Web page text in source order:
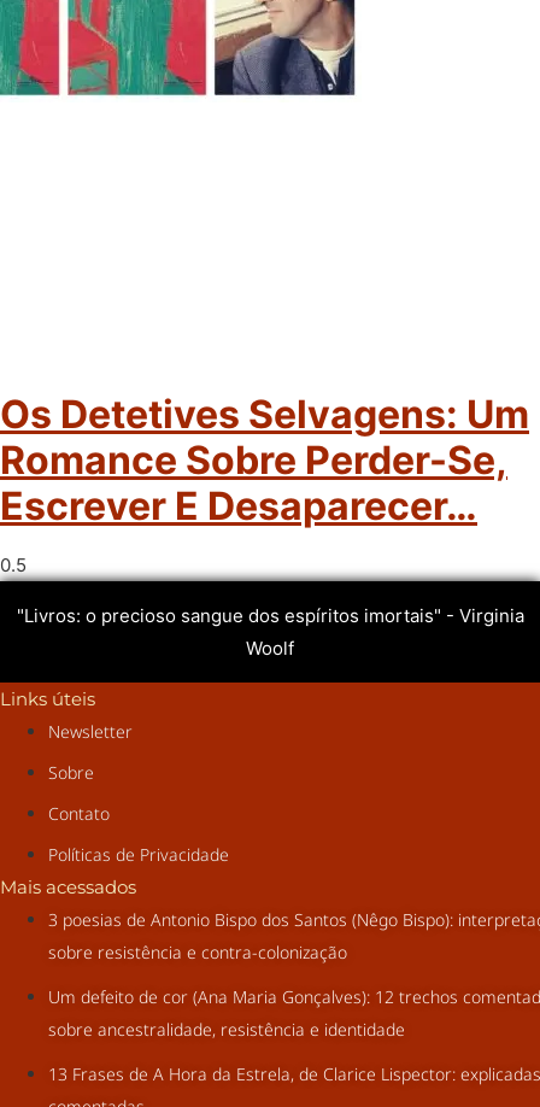
Os Detetives Selvagens: Um
Romance Sobre Perder-Se,
Escrever E Desaparecer…
"Livros: o precioso sangue dos espíritos imortais" - Virginia
Woolf
Links úteis
Newsletter
Sobre
Contato
Políticas de Privacidade
Mais acessados
3 poesias de Antonio Bispo dos Santos (Nêgo Bispo):
sobre resistência e contra-colonização
Um defeito de cor (Ana Maria Gonçalves): 12 trechos
sobre ancestralidade, resistência e identidade
13 Frases de A Hora da Estrela, de Clarice Lispector: